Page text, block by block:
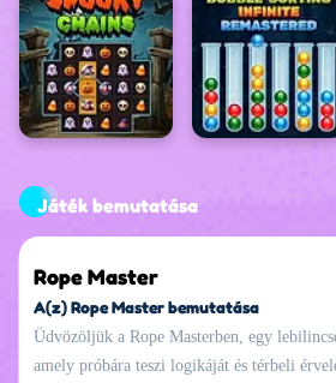
Játék bemutatása
Rope Master
A(z) Rope Master bemutatása
Üdvözöljük a Rope Masterben, egy
amely próbára teszi logikáját és térbeli